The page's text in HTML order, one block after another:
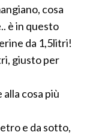
cosa
è in questo
da 1,5litri!
giusto per
cosa più
e da sotto,